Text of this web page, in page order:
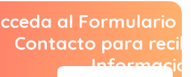
al Formulario
Contacto para